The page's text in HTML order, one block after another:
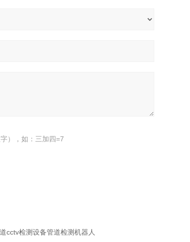
），如：三加四=7
cctv检测设备管道检测机器人